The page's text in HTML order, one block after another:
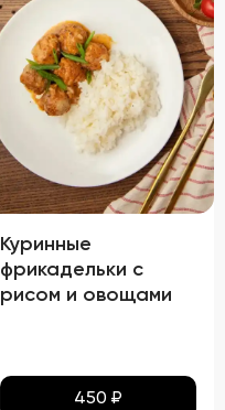
Куринные
фрикадельки с
рисом и овощами
450 ₽